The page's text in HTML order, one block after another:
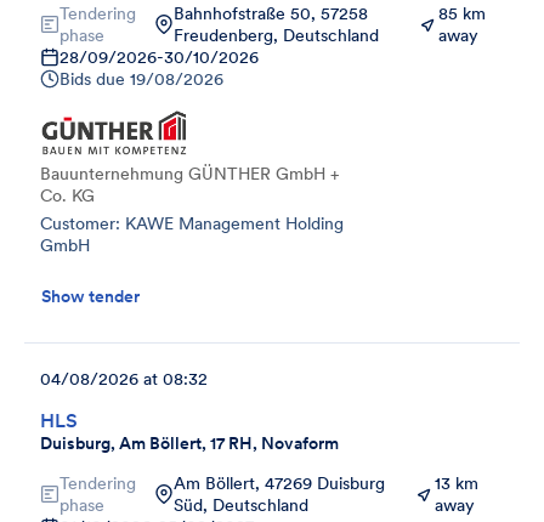
Tendering
phase
Bahnhofstraße 50, 57258
Freudenberg, Deutschland
85 km
away
28/09/2026-30/10/2026
Bids due 19/08/2026
Bauunternehmung GÜNTHER GmbH +
Co. KG
Customer: KAWE Management Holding
GmbH
Show tender
HLS
Duisburg, Am Böllert, 17 RH, Novaform
04/08/2026 at 08:32
Tendering
phase
Am Böllert, 47269 Duisburg
Süd, Deutschland
13 km
away